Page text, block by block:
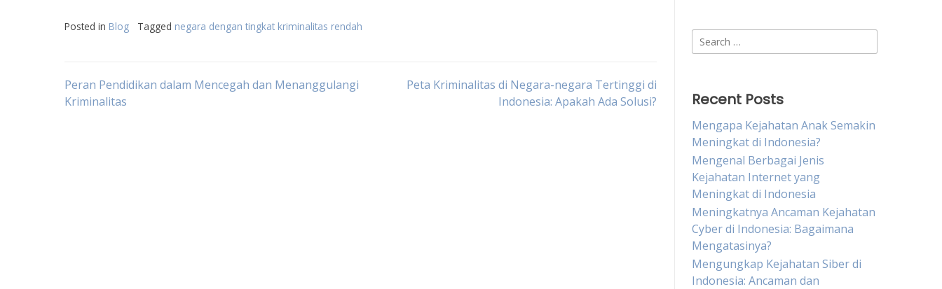
Posted in Blog Tagged negara dengan tingkat kriminalitas rendah
Post
Peran Pendidikan dalam Mencegah dan Menanggulangi
Kriminalitas
Peta Kriminalitas di Negara-negara Tertinggi di
Indonesia: Apakah Ada Solusi?
Search
for:
Recent Posts
Mengapa Kejahatan Anak Semakin
Meningkat di Indonesia?
Mengenal Berbagai Jenis
Kejahatan Internet yang
Meningkat di Indonesia
Meningkatnya Ancaman Kejahatan
Cyber di Indonesia: Bagaimana
Mengatasinya?
Mengungkap Kejahatan Siber di
Indonesia: Ancaman dan